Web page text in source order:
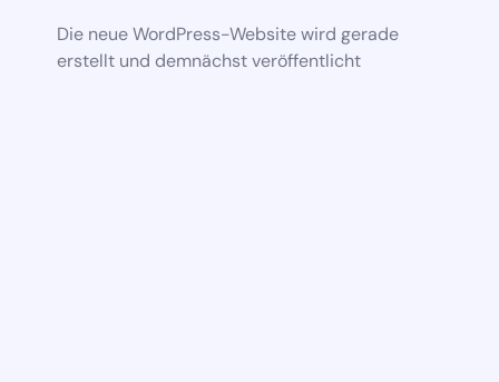
Die neue WordPress-Website wird gerade
erstellt und demnächst veröffentlicht